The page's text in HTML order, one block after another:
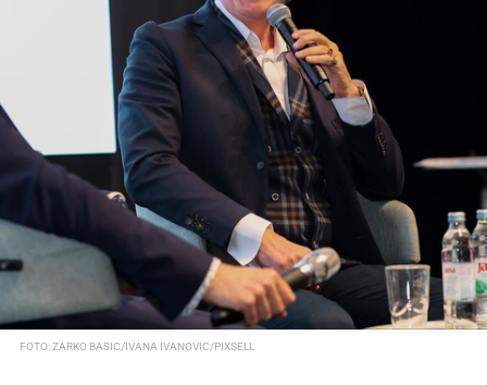
FOTO: ZARKO BASIC/IVANA IVANOVIC/PIXSELL